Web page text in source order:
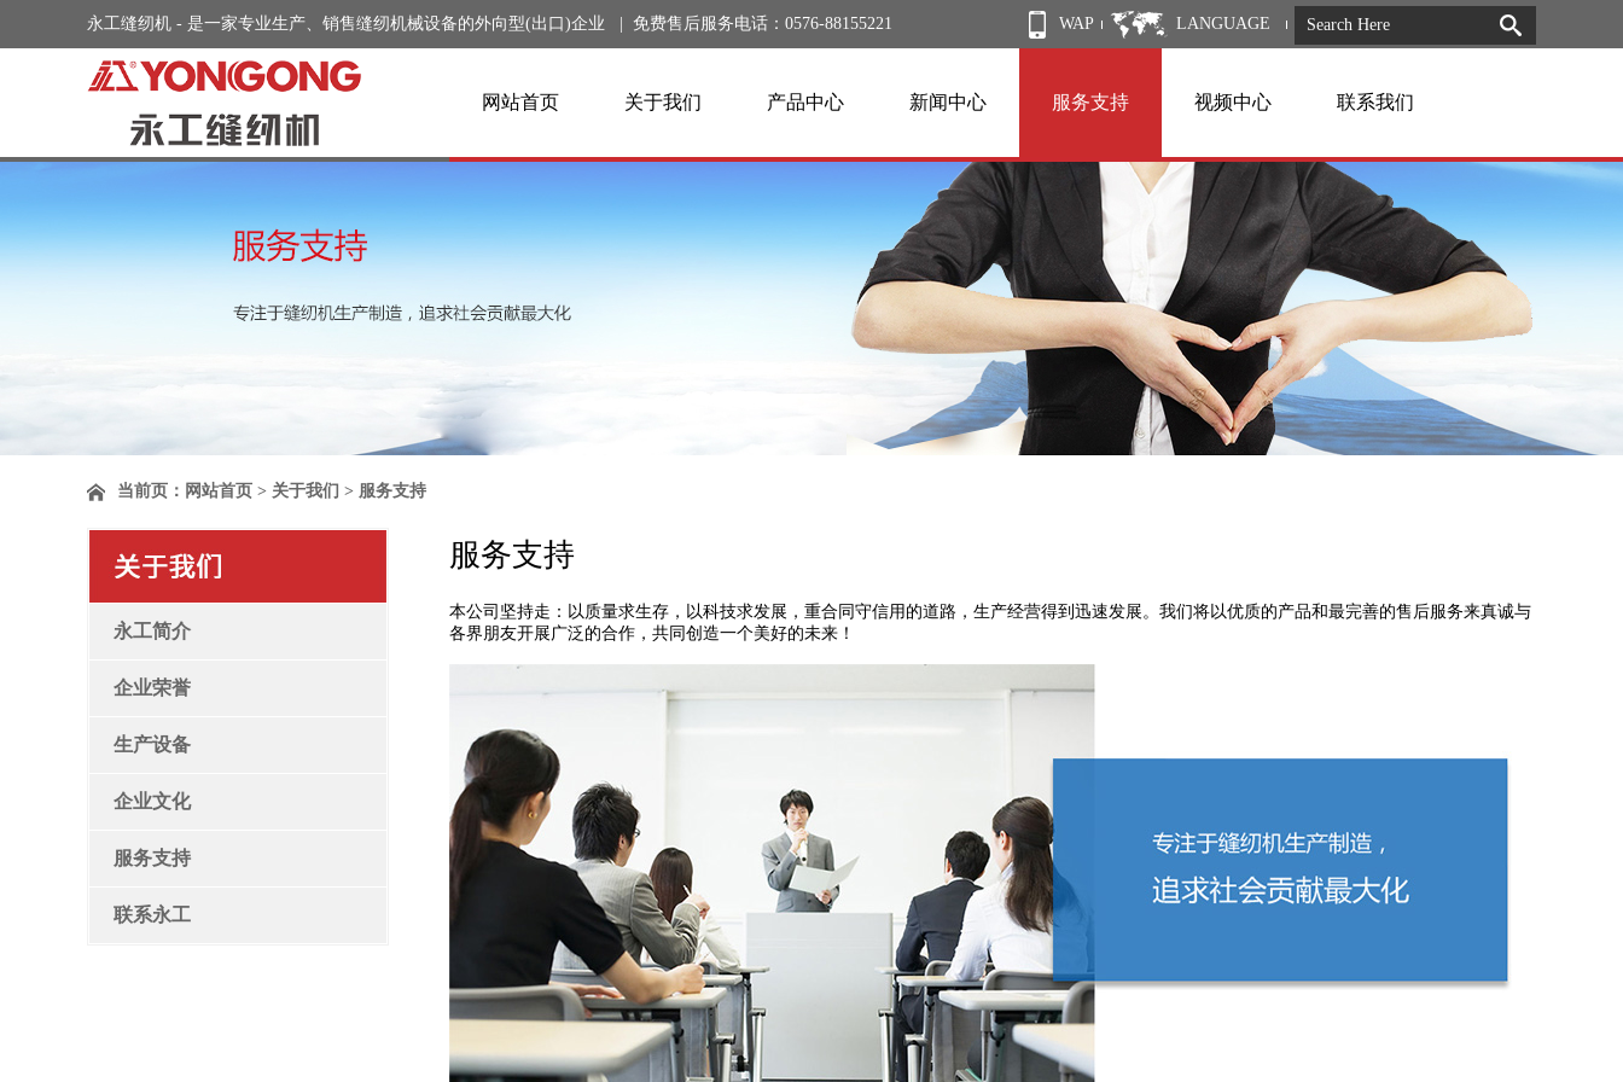
WAP LANGUAGE
永工缝纫机 - 是一家专业生产、销售缝纫机械设备的外向型(出口)企业 | 免费售后服务电话：0576-88155221
网站首页 关于我们 产品中心 新闻中心 服务支持 视频中心 联系我们
当前页： 网站首页 > 关于我们 > 服务支持
永工简介
企业荣誉
生产设备
企业文化
服务支持
联系永工
服务支持
本公司坚持走：以质量求生存，以科技求发展，重合同守信用的道路，生产经营得到迅速发展。我们将以优质的产品和最完善的售后服务来真诚与
各界朋友开展广泛的合作，共同创造一个美好的未来！